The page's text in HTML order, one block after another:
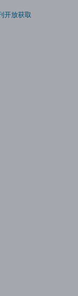
开放获取